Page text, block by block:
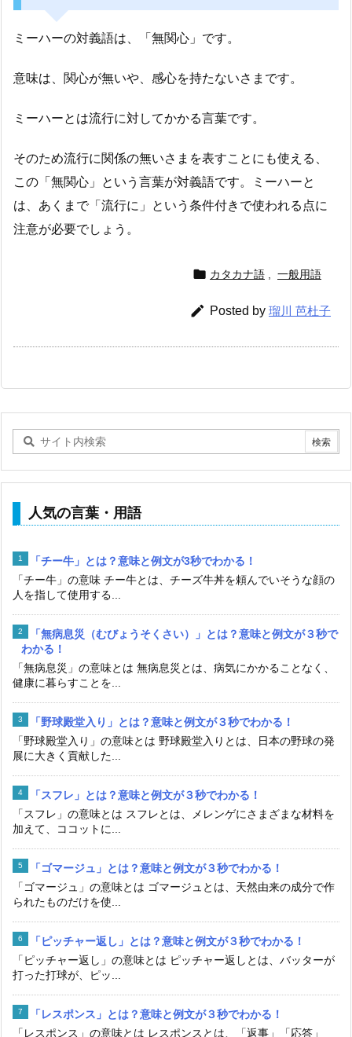
ミーハーの対義語は、「無関心」です。
意味は、関心が無いや、感心を持たないさまです。
ミーハーとは流行に対してかかる言葉です。
そのため流行に関係の無いさまを表すことにも使える、
この「無関心」という言葉が対義語です。ミーハーと
は、あくまで「流行に」という条件付きで使われる点に
注意が必要でしょう。
 カタカナ語 一般用語
 Posted by 瑠川 芭杜子
人気の言葉・用語
「チー牛」とは？意味と例文が3秒でわかる！
「チー牛」の意味 チー牛とは、チーズ牛丼を頼んでいそうな顔の
人を指して使用する...
「無病息災（むびょうそくさい）」とは？意味と例文が３秒で
わかる！
「無病息災」の意味とは 無病息災とは、病気にかかることなく、
健康に暮らすことを...
「野球殿堂入り」とは？意味と例文が３秒でわかる！
「野球殿堂入り」の意味とは 野球殿堂入りとは、日本の野球の発
展に大きく貢献した...
「スフレ」とは？意味と例文が３秒でわかる！
「スフレ」の意味とは スフレとは、メレンゲにさまざまな材料を
加えて、ココットに...
「ゴマージュ」とは？意味と例文が３秒でわかる！
「ゴマージュ」の意味とは ゴマージュとは、天然由来の成分で作
られたものだけを使...
「ピッチャー返し」とは？意味と例文が３秒でわかる！
「ピッチャー返し」の意味とは ピッチャー返しとは、バッターが
打った打球が、ピッ...
「レスポンス」とは？意味と例文が３秒でわかる！
「レスポンス」の意味とは レスポンスとは、「返事」「応答」